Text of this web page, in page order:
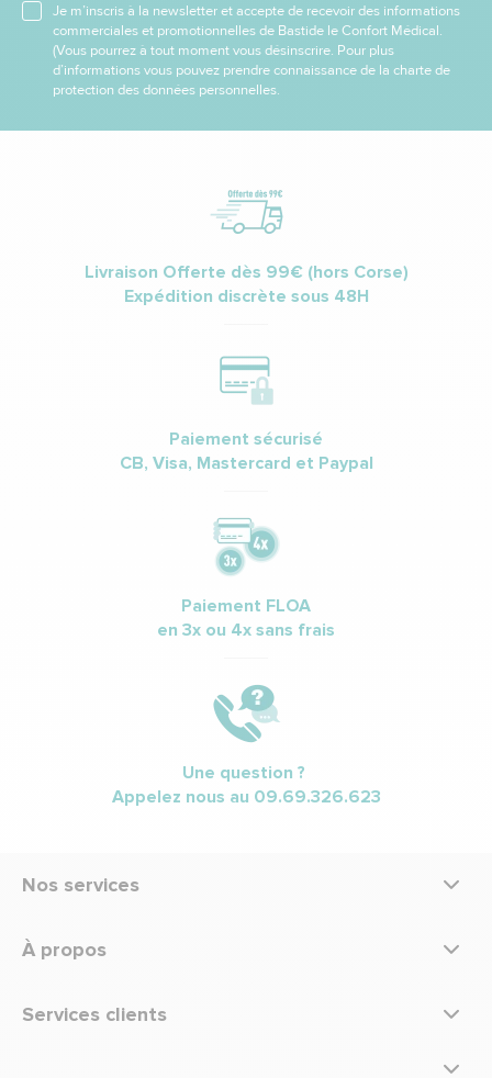
Je m’inscris à la newsletter et accepte de recevoir des informations
commerciales et promotionnelles de Bastide le Confort Médical.
(Vous pourrez à tout moment vous désinscrire. Pour plus
d’informations vous pouvez prendre connaissance de la charte de
protection des données personnelles.
Livraison Offerte dès 99€ (hors Corse)
Expédition discrète sous 48H
Paiement sécurisé
CB, Visa, Mastercard et Paypal
Paiement FLOA
en 3x ou 4x sans frais
Une question ?
Appelez nous au 09.69.326.623
Nos services
À propos
Services clients